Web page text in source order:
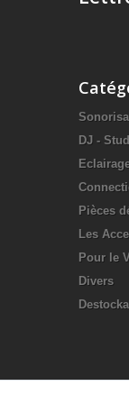
DJ -
Pièces
Les
Pour le
Divers